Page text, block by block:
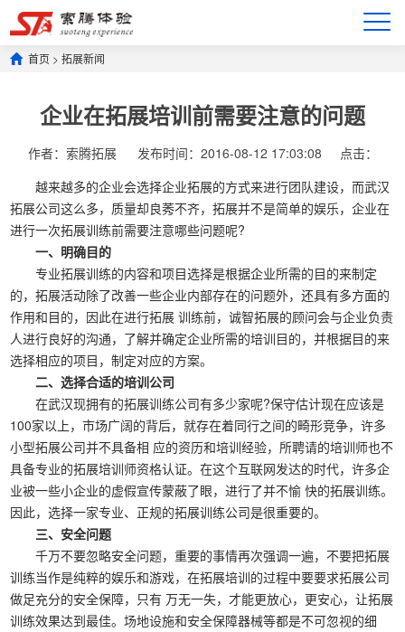
首页 >拓展新闻
企业在拓展培训前需要注意的问题
作者：索腾拓展 发布时间：2016-08-12 17:03:08
点击：
越来越多的企业会选择企业拓展的方式来进行团队建设，而武汉
拓展公司这么多，质量却良莠不齐，拓展并不是简单的娱乐，企业在
进行一次拓展训练前需要注意哪些问题呢?
一、明确目的
专业拓展训练的内容和项目选择是根据企业所需的目的来制定
的，拓展活动除了改善一些企业内部存在的问题外，还具有多方面的
作用和目的，因此在进行拓展 训练前，诚智拓展的顾问会与企业负责
人进行良好的沟通，了解并确定企业所需的培训目的，并根据目的来
选择相应的项目，制定对应的方案。
二、选择合适的培训公司
在武汉现拥有的拓展训练公司有多少家呢?保守估计现在应该是
100家以上，市场广阔的背后，就存在着同行之间的畸形竞争，许多
小型拓展公司并不具备相 应的资历和培训经验，所聘请的培训师也不
具备专业的拓展培训师资格认证。在这个互联网发达的时代，许多企
业被一些小企业的虚假宣传蒙蔽了眼，进行了并不愉 快的拓展训练。
因此，选择一家专业、正规的拓展训练公司是很重要的。
三、安全问题
千万不要忽略安全问题，重要的事情再次强调一遍，不要把拓展
训练当作是纯粹的娱乐和游戏，在拓展培训的过程中要要求拓展公司
做足充分的安全保障，只有 万无一失，才能更放心，更安心，让拓展
训练效果达到最佳。场地设施和安全保障器械等都是不可忽视的细